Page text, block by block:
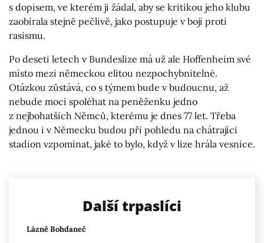
s dopisem, ve kterém ji žádal, aby se kritikou jeho klubu
zaobírala stejně pečlivě, jako postupuje v boji proti
rasismu.
Po deseti letech v Bundeslize má už ale Hoffenheim své
místo mezi německou elitou nezpochybnitelné.
Otázkou zůstává, co s týmem bude v budoucnu, až
nebude moci spoléhat na peněženku jedno
z nejbohatších Němců, kterému je dnes 77 let. Třeba
jednou i v Německu budou při pohledu na chátrající
stadion vzpomínat, jaké to bylo, když v lize hrála vesnice.
Další trpaslíci
Lázně Bohdaneč